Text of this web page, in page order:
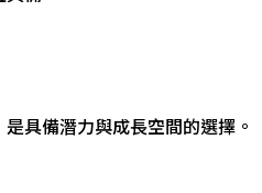
具備潛力與成長空間的選擇。